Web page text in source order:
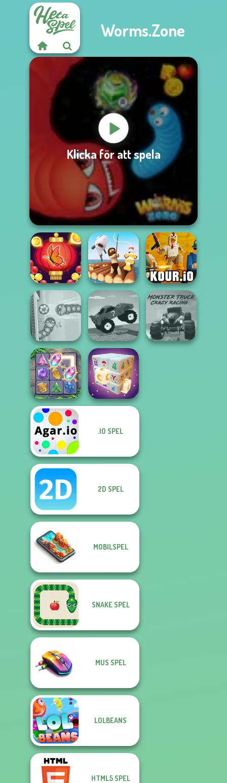
Worms.Zone
Klicka för att spela
Bubble Shooter
Butterfly
Raft Life Kour.io
Soccer Snakes
Funny Mad
Racing
Crystal Connect
.IO SPEL
2D SPEL
MOBILSPEL
SNAKE SPEL
MUS SPEL
LOLBEANS
HTML5 SPEL